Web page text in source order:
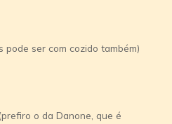
pode ser com cozido também)
o da Danone, que é